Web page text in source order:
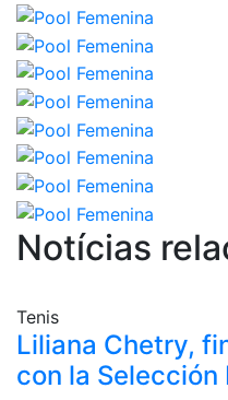
Inscripciones
Notícias
Tenis
Liliana Chetry,
con la Selección